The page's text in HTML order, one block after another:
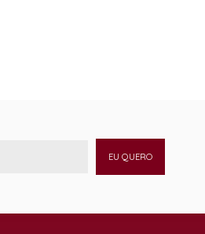
EU QUERO